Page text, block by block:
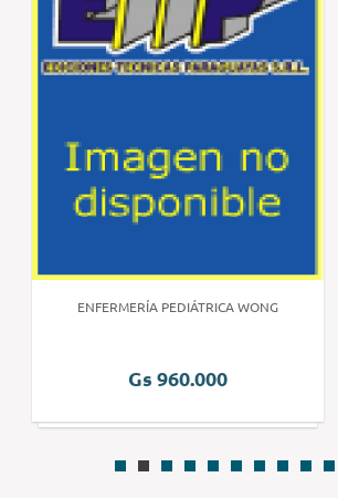
ENFERMERÍA PEDIÁTRICA WONG
Gs 960.000